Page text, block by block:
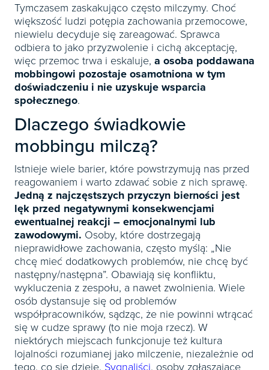
Tymczasem zaskakująco często milczymy. Choć
większość ludzi potępia zachowania przemocowe,
niewielu decyduje się zareagować. Sprawca
odbiera to jako przyzwolenie i cichą akceptację,
więc przemoc trwa i eskaluje, a osoba poddawana
mobbingowi pozostaje osamotniona w tym
doświadczeniu i nie uzyskuje wsparcia
społecznego.
Dlaczego świadkowie
mobbingu milczą?
Istnieje wiele barier, które powstrzymują nas przed
reagowaniem i warto zdawać sobie z nich sprawę.
Jedną z najczęstszych przyczyn bierności jest
lęk przed negatywnymi konsekwencjami
ewentualnej reakcji – emocjonalnymi lub
zawodowymi. Osoby, które dostrzegają
nieprawidłowe zachowania, często myślą: „Nie
chcę mieć dodatkowych problemów, nie chcę być
następny/następna”. Obawiają się konfliktu,
wykluczenia z zespołu, a nawet zwolnienia. Wiele
osób dystansuje się od problemów
współpracowników, sądząc, że nie powinni wtrącać
się w cudze sprawy (to nie moja rzecz). W
niektórych miejscach funkcjonuje też kultura
lojalności rozumianej jako milczenie, niezależnie od
tego, co się dzieje. Sygnaliści, osoby zgłaszające